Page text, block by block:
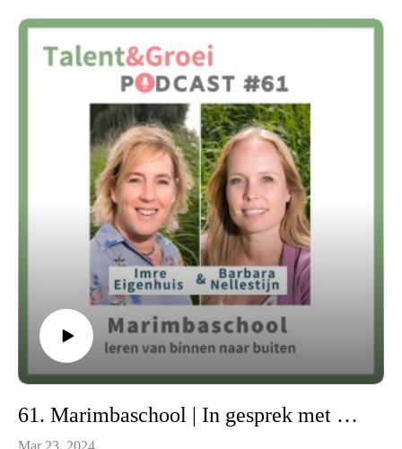
aanpak om lezen tijdens de vakantie vol te houden: het
Je ontdekt waarom autonomie zo belangrijk is, hoe je de
drempel om te beginnen microscopisch klein maakt en wat je
kunt doen als je kind na één zin alweer wil stoppen.
Met praktische tips, slimme afspraken en korte leesmomenten
help je je kind om op een ontspannen manier leesmeters te
blijven maken deze zomer.
61. Marimbaschool | In gesprek met Barbara Nellestijn en Imre Eigenhuis